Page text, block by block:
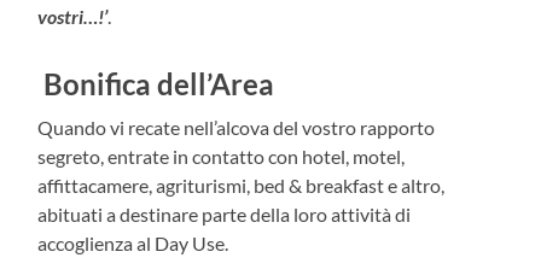
vostri…!’.
Bonifica dell’Area
Quando vi recate nell’alcova del vostro rapporto
segreto, entrate in contatto con hotel, motel,
affittacamere, agriturismi, bed & breakfast e altro,
abituati a destinare parte della loro attività di
accoglienza al Day Use.